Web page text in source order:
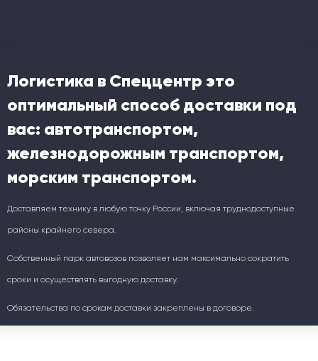
Логистика в Спеццентр это
оптимальный способ доставки под
вас: автотранспортом,
железнодорожным транспортом,
морским транспортом.
Доставляем технику в любую точку России, включая труднодоступные
районы крайнего севера.
Собственный парк автовозов позволяет нам максимально сократить
сроки и осуществлять выгодную доставку.
Обязательства по срокам доставки закреплены в договоре.